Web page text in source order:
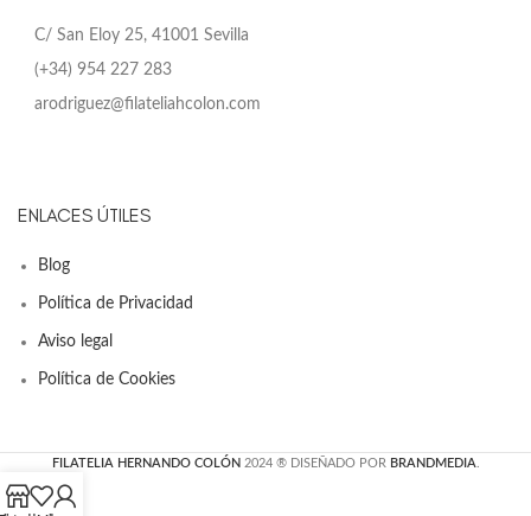
C/ San Eloy 25, 41001 Sevilla
(+34) 954 227 283
arodriguez@filateliahcolon.com
ENLACES ÚTILES
Blog
Política de Privacidad
Aviso legal
Política de Cookies
FILATELIA HERNANDO COLÓN 2024 ® DISEÑADO POR BRANDMEDIA